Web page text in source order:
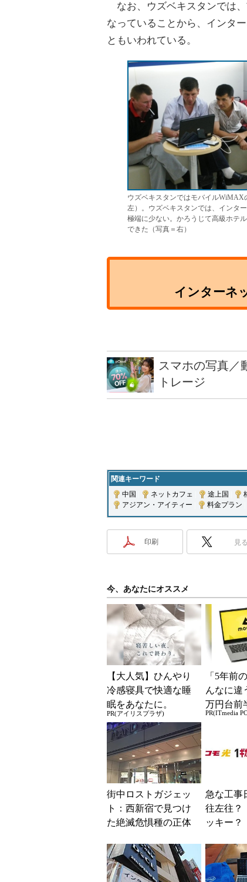
なお、ウズベキスタンでは、
なっていることから、インタ
ともいわれている。
ウズベキスタンではモバイルWiMAX
左）。ウズベキスタンでは、インタ
極端に少ない。かろうじて高級ホテ
できた（写真＝右）
インターネ
スマホの写真／
トレージ
関連キーワード
中国
ネットカフェ 途上国
アジアン・アイティー
料金プラン
印刷 見る
今、あなたにオススメ
【大人気】ひんやり
冷感寝具で快適な睡
眠をあなたに。
PR(アイリスプラザ)
「5年前
んなに違
万円台前
る快適PC
PR(ITmedia
街中ロストガジェッ
ト：西新宿で見つけ
た絶滅危惧種の正体
急な工事
往左往
ッキー
ターネッ
10...